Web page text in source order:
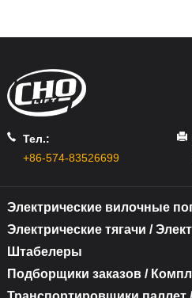
Тел.:
+86-574-83526699
Электрические вилочные
Электрические тягачи /
Штабелеры
Подборщики заказов /